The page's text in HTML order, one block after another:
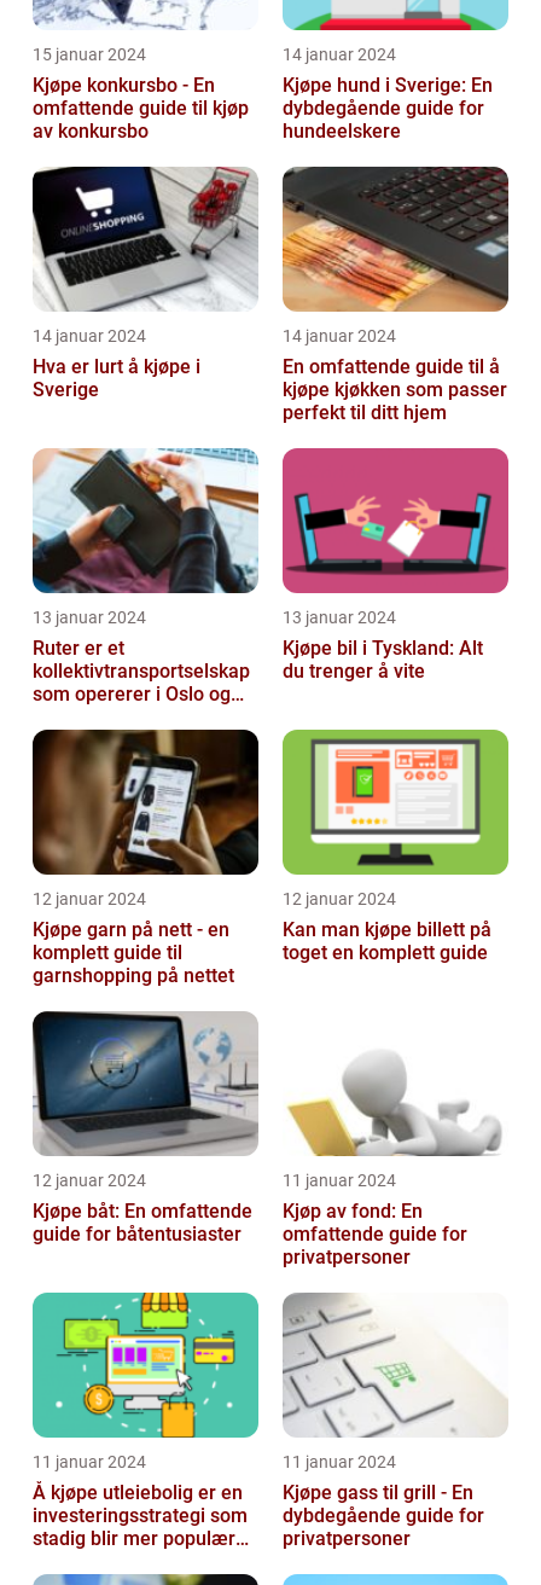
15 januar 2024
Kjøpe konkursbo - En
omfattende guide til kjøp
av konkursbo
14 januar 2024
Kjøpe hund i Sverige: En
dybdegående guide for
hundeelskere
14 januar 2024
Hva er lurt å kjøpe i
Sverige
14 januar 2024
En omfattende guide til å
kjøpe kjøkken som passer
perfekt til ditt hjem
13 januar 2024
Ruter er et
kollektivtransportselskap
som opererer i Oslo og
13 januar 2024
Kjøpe bil i Tyskland: Alt
du trenger å vite
12 januar 2024
Kjøpe garn på nett - en
komplett guide til
garnshopping på nettet
12 januar 2024
Kan man kjøpe billett på
toget en komplett guide
12 januar 2024
Kjøpe båt: En omfattende
guide for båtentusiaster
11 januar 2024
Kjøp av fond: En
omfattende guide for
privatpersoner
11 januar 2024
Å kjøpe utleiebolig er en
investeringsstrategi som
stadig blir mer populær
11 januar 2024
Kjøpe gass til grill - En
dybdegående guide for
privatpersoner